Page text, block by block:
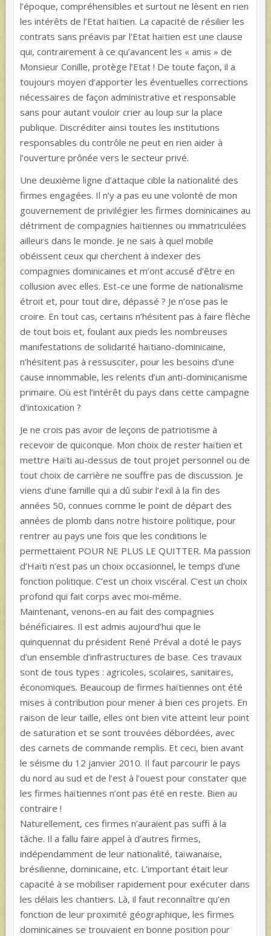
l’époque, compréhensibles et surtout ne lèsent en rien
les intérêts de l’Etat haïtien. La capacité de résilier les
contrats sans préavis par l’Etat haïtien est une clause
qui, contrairement à ce qu’avancent les « amis » de
Monsieur Conille, protège l’Etat ! De toute façon, il a
toujours moyen d’apporter les éventuelles corrections
nécessaires de façon administrative et responsable
sans pour autant vouloir crier au loup sur la place
publique. Discréditer ainsi toutes les institutions
responsables du contrôle ne peut en rien aider à
l’ouverture prônée vers le secteur privé.
Une deuxième ligne d’attaque cible la nationalité des
firmes engagées. Il n’y a pas eu une volonté de mon
gouvernement de privilégier les firmes dominicaines au
détriment de compagnies haïtiennes ou immatriculées
ailleurs dans le monde. Je ne sais à quel mobile
obéissent ceux qui cherchent à indexer des
compagnies dominicaines et m’ont accusé d’être en
collusion avec elles. Est-ce une forme de nationalisme
étroit et, pour tout dire, dépassé ? Je n’ose pas le
croire. En tout cas, certains n’hésitent pas à faire flèche
de tout bois et, foulant aux pieds les nombreuses
manifestations de solidarité haïtiano-dominicaine,
n’hésitent pas à ressusciter, pour les besoins d’une
cause innommable, les relents d’un anti-dominicanisme
primaire. Où est l’intérêt du pays dans cette campagne
d’intoxication ?
Je ne crois pas avoir de leçons de patriotisme à
recevoir de quiconque. Mon choix de rester haïtien et
mettre Haïti au-dessus de tout projet personnel ou de
tout choix de carrière ne souffre pas de discussion. Je
viens d’une famille qui a dû subir l’exil à la fin des
années 50, connues comme le point de départ des
années de plomb dans notre histoire politique, pour
rentrer au pays une fois que les conditions le
permettaient POUR NE PLUS LE QUITTER. Ma passion
d’Haïti n’est pas un choix occasionnel, le temps d’une
fonction politique. C’est un choix viscéral. C’est un choix
profond qui fait corps avec moi-même.
Maintenant, venons-en au fait des compagnies
bénéficiaires. Il est admis aujourd’hui que le
quinquennat du président René Préval a doté le pays
d’un ensemble d’infrastructures de base. Ces travaux
sont de tous types : agricoles, scolaires, sanitaires,
économiques. Beaucoup de firmes haïtiennes ont été
mises à contribution pour mener à bien ces projets. En
raison de leur taille, elles ont bien vite atteint leur point
de saturation et se sont trouvées débordées, avec
des carnets de commande remplis. Et ceci, bien avant
le séisme du 12 janvier 2010. Il faut parcourir le pays
du nord au sud et de l’est à l’ouest pour constater que
les firmes haïtiennes n’ont pas été en reste. Bien au
contraire !
Naturellement, ces firmes n’auraient pas suffi à la
tâche. Il a fallu faire appel à d’autres firmes,
indépendamment de leur nationalité, taïwanaise,
brésilienne, dominicaine, etc. L’important était leur
capacité à se mobiliser rapidement pour exécuter dans
les délais les chantiers. Là, il faut reconnaître qu’en
fonction de leur proximité géographique, les firmes
dominicaines se trouvaient en bonne position pour